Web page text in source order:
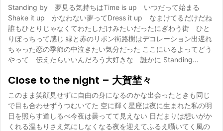
Standing by 夢見る気持ちはTime is up いつだって始まる
Shake it up かなわない夢ってDress it up なまけてるだけだね
誰もひとりじゃなくてわたしだけみたいだったにぎわう街 ひと
りぼっちって感じ 緑と赤のリボン街路樹はデコレーション出遅れ
ちゃった恋の季節の中泣きたい気分だった ここにいるよってどう
やって 伝えたらいいんだろう大好きな 誰かに Standing…
Close to the night – 大賀埜々
このまま笑顔見せずに自由の身になるのかな出会ったときも同じ
で目も合わせずうつむいてた 空に輝く星座は夜に生まれた私の明
日を照らす道しるべ今夜は曇ってて見えない 日だまりは想いがか
くれる温もりさえ気にしなくなる夜を迎えてふるえ囁いてく風の